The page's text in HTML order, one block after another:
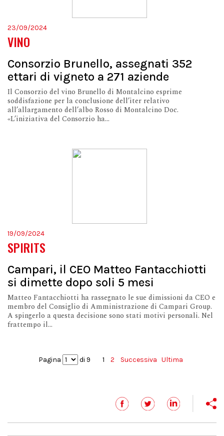
23/09/2024
VINO
Consorzio Brunello, assegnati 352
ettari di vigneto a 271 aziende
Il Consorzio del vino Brunello di Montalcino esprime
soddisfazione per la conclusione dell’iter relativo
all’allargamento dell’albo Rosso di Montalcino Doc.
«L’iniziativa del Consorzio ha...
19/09/2024
SPIRITS
Campari, il CEO Matteo Fantacchiotti
si dimette dopo soli 5 mesi
Matteo Fantacchiotti ha rassegnato le sue dimissioni da CEO e
membro del Consiglio di Amministrazione di Campari Group.
A spingerlo a questa decisione sono stati motivi personali. Nel
frattempo il...
Pagina di 9 1 2 Successiva Ultima